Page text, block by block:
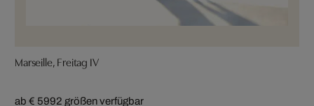
Marseille, Freitag IV
ab € 5992 größen verfügbar